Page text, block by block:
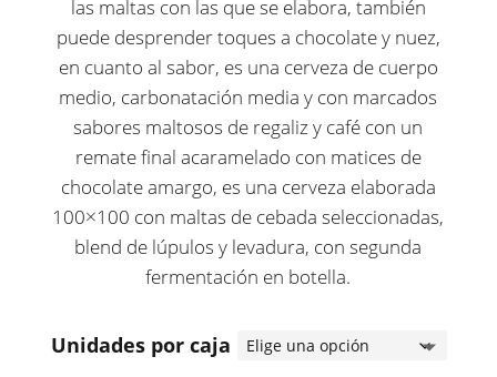
hasta
43,90 €
las maltas con las que se elabora, también
puede desprender toques a chocolate y nuez,
en cuanto al sabor, es una cerveza de cuerpo
medio, carbonatación media y con marcados
sabores maltosos de regaliz y café con un
remate final acaramelado con matices de
chocolate amargo, es una cerveza elaborada
100×100 con maltas de cebada seleccionadas,
blend de lúpulos y levadura, con segunda
fermentación en botella.
Unidades por caja